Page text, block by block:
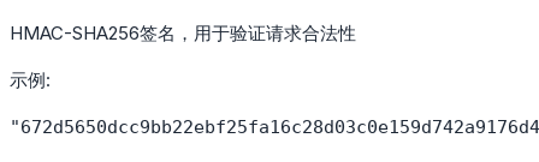
HMAC-SHA256签名，用于验证请求合法性
示例: